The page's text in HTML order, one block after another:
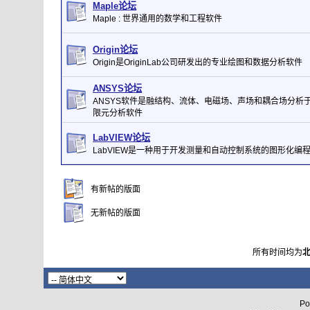
Maple论坛
Maple : 世界通用的数学和工程软件
Origin论坛
Origin是OriginLab公司研发出的专业绘图和数据分析软件
ANSYS论坛
ANSYS软件是融结构、流体、电磁场、声场和耦合场分析
限元分析软件
LabVIEW论坛
LabVIEW是一种用于开发测量和自动控制系统的图形化编
有新帖的版面
无新帖的版面
所有时间均为